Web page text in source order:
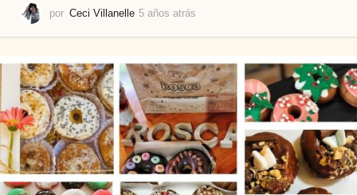
por Ceci Villanelle 5 años atrás
s
a
t
r
á
s